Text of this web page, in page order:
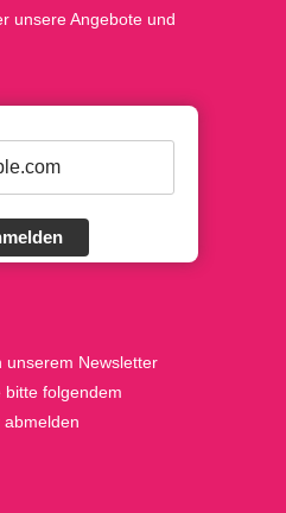
unsere Angebote und
unserem Newsletter
bitte folgendem
abmelden